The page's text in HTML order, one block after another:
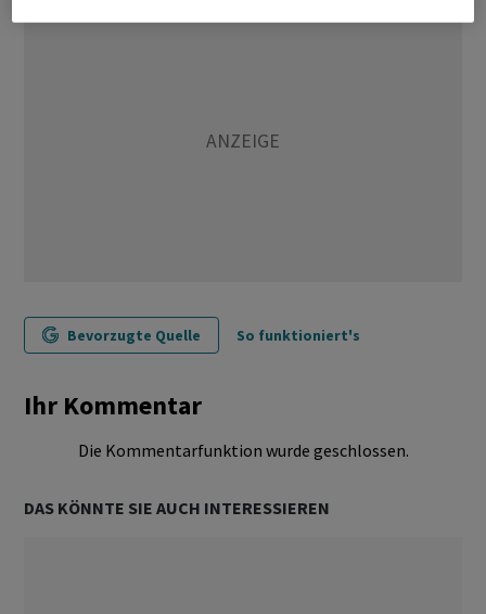
Bevorzugte Quelle So funktioniert's
Ihr Kommentar
Die Kommentarfunktion wurde geschlossen.
DAS KÖNNTE SIE AUCH INTERESSIEREN